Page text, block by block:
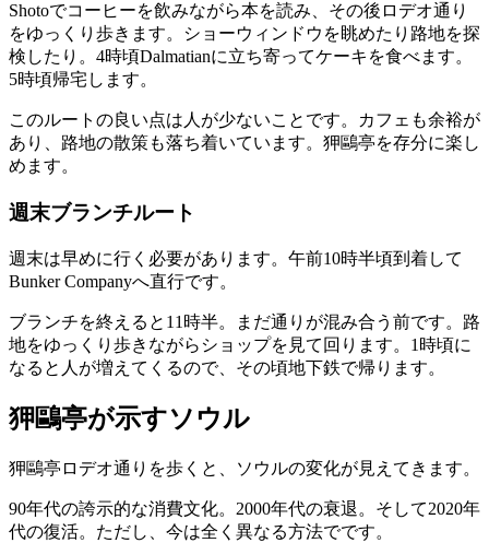
Shotoでコーヒーを飲みながら本を読み、その後ロデオ通り
をゆっくり歩きます。ショーウィンドウを眺めたり路地を探
検したり。4時頃Dalmatianに立ち寄ってケーキを食べます。
5時頃帰宅します。
このルートの良い点は人が少ないことです。カフェも余裕が
あり、路地の散策も落ち着いています。狎鷗亭を存分に楽し
めます。
週末ブランチルート
週末は早めに行く必要があります。午前10時半頃到着して
Bunker Companyへ直行です。
ブランチを終えると11時半。まだ通りが混み合う前です。路
地をゆっくり歩きながらショップを見て回ります。1時頃に
なると人が増えてくるので、その頃地下鉄で帰ります。
狎鷗亭が示すソウル
狎鷗亭ロデオ通りを歩くと、ソウルの変化が見えてきます。
90年代の誇示的な消費文化。2000年代の衰退。そして2020年
代の復活。ただし、今は全く異なる方法でです。